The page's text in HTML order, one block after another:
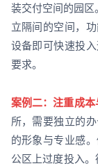
装交付空间的园
立隔间的空间，
设备即可快速投
要求。
案例二：注重成本
所，需要独立的
的形象与专业感
公区上过度投入